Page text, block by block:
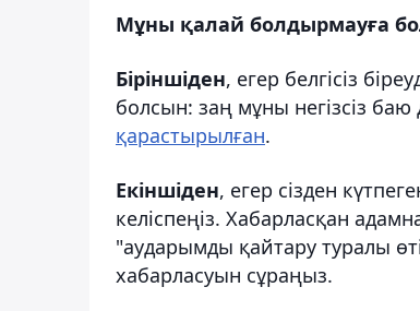
Мұны қалай болдырмауға
Біріншіден, егер белгісіз
болсын: заң мұны негізсіз
қарастырылған.
Екіншіден, егер сізден
келіспеңіз. Хабарласқан
"аударымды қайтару туралы
хабарласуын сұраңыз.